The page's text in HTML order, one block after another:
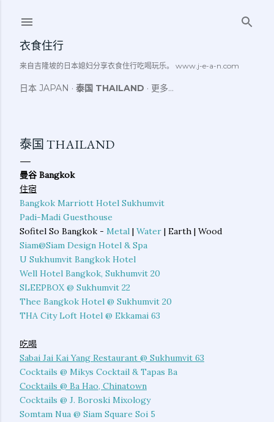
衣食住行
来自吉隆坡的日本媳妇分享衣食住行吃喝玩乐。 www.j-e-a-n.com
日本 JAPAN 泰国 THAILAND 更多…
泰国 THAILAND
曼谷 Bangkok
住宿
Bangkok Marriott Hotel Sukhumvit
Padi-Madi Guesthouse
Sofitel So Bangkok - Metal | Water | Earth | Wood
Siam@Siam Design Hotel & Spa
U Sukhumvit Bangkok Hotel
Well Hotel Bangkok, Sukhumvit 20
SLEEPBOX @ Sukhumvit 22
Thee Bangkok Hotel @ Sukhumvit 20
THA City Loft Hotel @ Ekkamai 63
吃喝
Sabai Jai Kai Yang Restaurant @ Sukhumvit 63
Cocktails @ Mikys Cocktail & Tapas Ba
Cocktails @ Ba Hao, Chinatown
Cocktails @ J. Boroski Mixology
Somtam Nua @ Siam Square Soi 5